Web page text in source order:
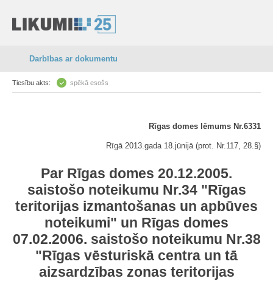
Darbības ar dokumentu
Tiesību akts: spēkā esošs
Rīgas domes lēmums Nr.6331
Rīgā 2013.gada 18.jūnijā (prot. Nr.117, 28.§)
Par Rīgas domes 20.12.2005.
saistošo noteikumu Nr.34 "Rīgas
teritorijas izmantošanas un apbūves
noteikumi" un Rīgas domes
07.02.2006. saistošo noteikumu Nr.38
"Rīgas vēsturiskā centra un tā
aizsardzības zonas teritorijas